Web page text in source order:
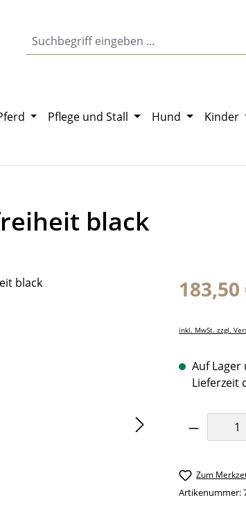
Pflege und Stall Hund Kinder
black
Regulärer
183,50
inkl. MwSt. zzgl.
Auf
Lieferzeit
Zum
Artikenummer: